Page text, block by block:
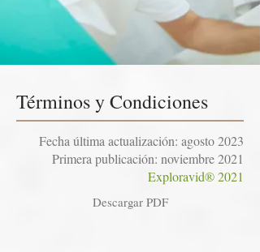
Términos y Condiciones
Fecha última actualización: agosto 2023
Primera publicación: noviembre 2021
Exploravid® 2021
Descargar PDF